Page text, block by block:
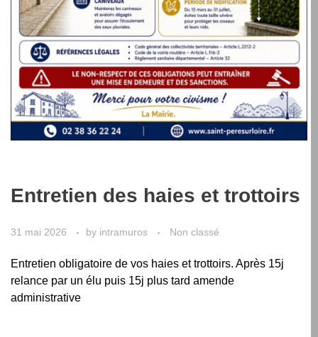
Entretien des haies et trottoirs
31 mai 2026 by intramuros Non classé
Entretien obligatoire de vos haies et trottoirs. Après 15j
relance par un élu puis 15j plus tard amende
administrative